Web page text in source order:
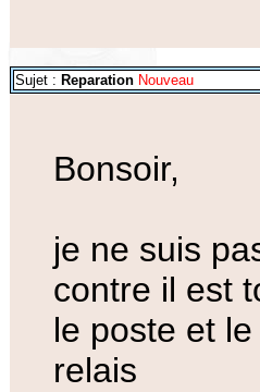
Sujet : Reparation Nouveau
Bonsoir,
je ne suis
contre il est
le poste et
relais